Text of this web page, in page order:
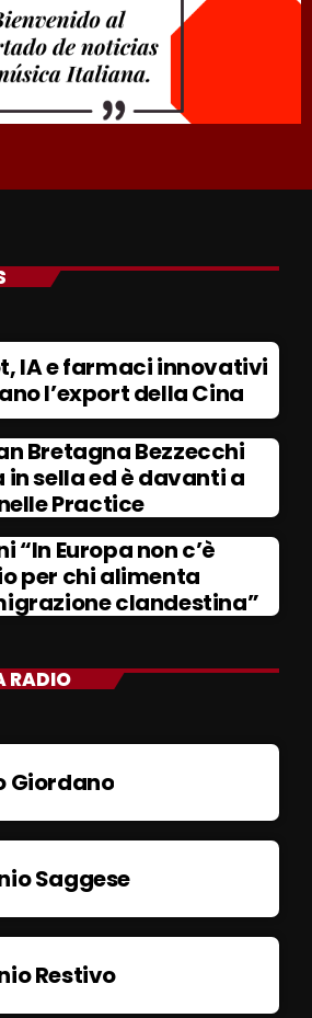
IA e farmaci innovativi
l’export della Cina
Bretagna Bezzecchi
in sella ed è davanti a
Practice
“In Europa non c’è
per chi alimenta
clandestina”
RADIO
Giordano
Saggese
Restivo